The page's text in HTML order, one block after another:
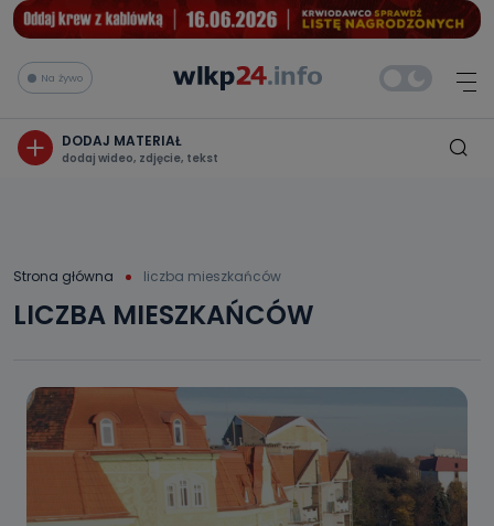
Na żywo
DODAJ MATERIAŁ
dodaj wideo, zdjęcie, tekst
Strona główna liczba mieszkańców
LICZBA MIESZKAŃCÓW